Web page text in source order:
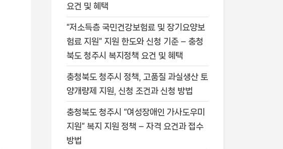
요건 및 혜택
“저소득층 국민건강보험료 및 장기요양보
험료 지원” 지원 한도와 신청 기준 – 충청
북도 청주시 복지정책 요건 및 혜택
충청북도 청주시 정책, 고품질 과실생산 토
양개량제 지원, 신청 조건과 신청 방법
충청북도 청주시 “여성장애인 가사도우미
지원” 복지 지원 정책 – 자격 요건과 접수
방법